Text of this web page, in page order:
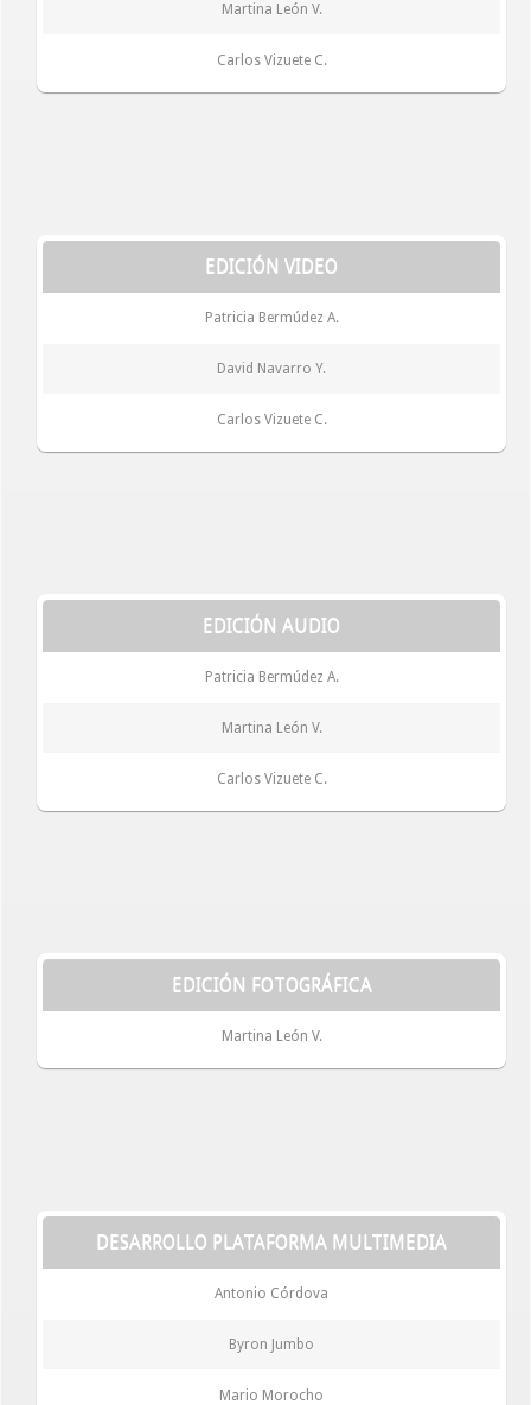
Martina León V.
Carlos Vizuete C.
EDICIÓN VIDEO
Patricia Bermúdez A.
David Navarro Y.
Carlos Vizuete C.
EDICIÓN AUDIO
Patricia Bermúdez A.
Martina León V.
Carlos Vizuete C.
EDICIÓN FOTOGRÁFICA
Martina León V.
DESARROLLO PLATAFORMA MULTIMEDIA
Antonio Córdova
Byron Jumbo
Mario Morocho